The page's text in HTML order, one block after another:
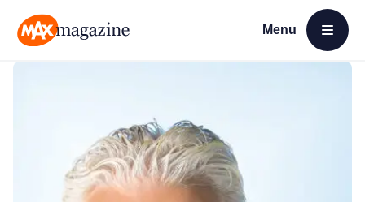
Menu
Open menu